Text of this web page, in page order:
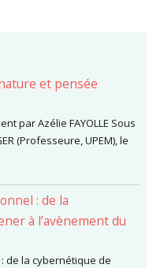
et pensée
par Azélie FAYOLLE Sous
(Professeure, UPEM), le
: de la
à l’avènement du
de la cybernétique de